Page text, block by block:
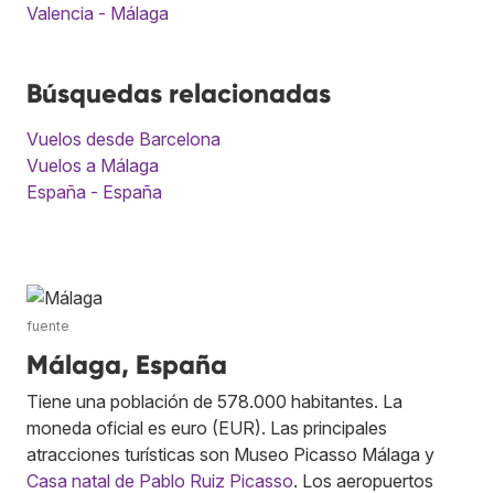
Valencia - Málaga
Búsquedas relacionadas
Vuelos desde Barcelona
Vuelos a Málaga
España - España
fuente
Málaga, España
Tiene una población de 578.000 habitantes. La
moneda oficial es euro (EUR). Las principales
atracciones turísticas son Museo Picasso Málaga y
Casa natal de Pablo Ruiz Picasso. Los aeropuertos